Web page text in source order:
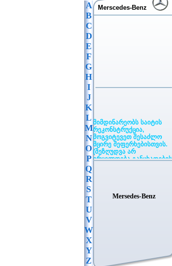
A
B
C
D
E
F
G
H
I
J
K
L
M
N
O
P
Q
R
S
T
U
V
W
X
Y
Z
Merscedes-Benz
მიმდინარეობს საიტის
რეკონსტრუქცია,
მოგვიტევეთ შესაძლო
მცირე შეფერხებისთვის.
(შეზღუდვა არ
ვრცელდება განცხადების
განთავსებაზე)
Mersedes-Benz